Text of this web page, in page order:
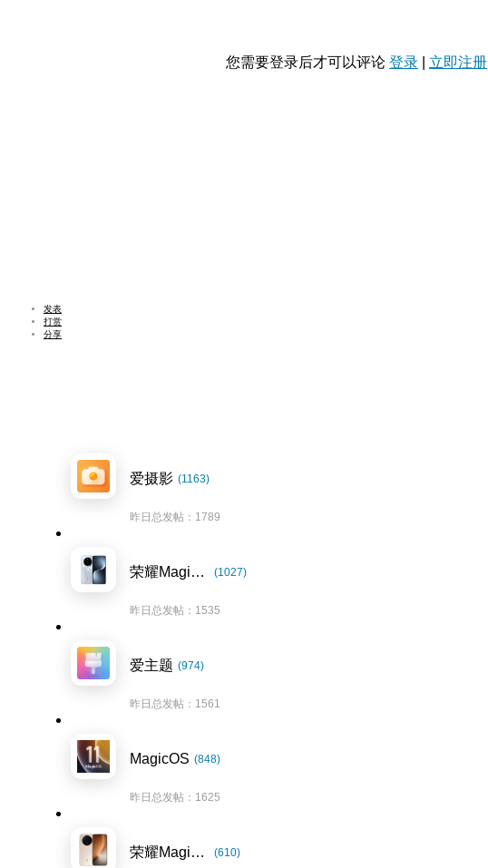
您需要登录后才可以评论 登录 立即注册
发表
打赏
分享
爱摄影 (1163)
昨日总发帖：1789
荣耀Magic7系列 (1027)
昨日总发帖：1535
爱主题 (974)
昨日总发帖：1561
MagicOS (848)
昨日总发帖：1625
荣耀Magic8系列 (610)